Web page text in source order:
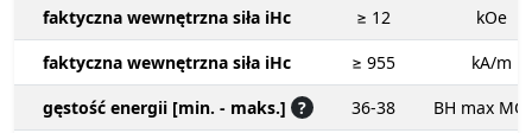
faktyczna wewnętrzna siła iHc
≥ 12
kOe
faktyczna wewnętrzna siła iHc
≥ 955
kA/m
gęstość energii [min. - maks.] ? 36-38
BH max